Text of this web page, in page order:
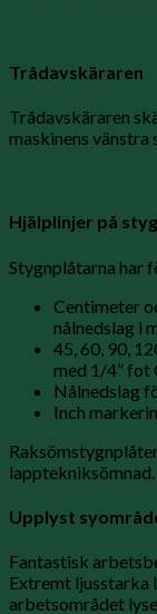
Trådavskäraren
Trådavskäraren
maskinens vänstra
Hjälplinjer på
Stygnplåtarna har
Centimeter
nålnedslag i
45, 60, 90,
med 1/4” fot
Nålnedslag
Inch
lapptekniksömnad.
Upplyst
Fantastisk
Extremt ljusstarka
arbetsområdet